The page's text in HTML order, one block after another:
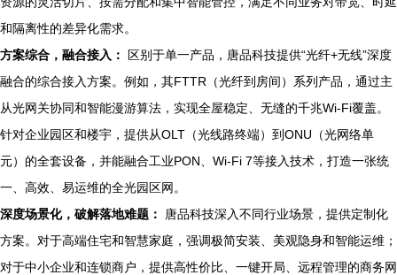
和隔离性的差异化需求。
方案综合，融合接入：
区别于单一产品，唐品科技提供“光纤+无线”深度
融合的综合接入方案。例如，其FTTR（光纤到房间）系列产品，通过主
从光网关协同和智能漫游算法，实现全屋稳定、无缝的千兆Wi-Fi覆盖。
针对企业园区和楼宇，提供从OLT（光线路终端）到ONU（光网络单
元）的全套设备，并能融合工业PON、Wi-Fi 7等接入技术，打造一张统
一、高效、易运维的全光园区网。
深度场景化，破解落地难题：
唐品科技深入不同行业场景，提供定制化
方案。对于高端住宅和智慧家庭，强调极简安装、美观隐身和智能运维；
对于中小企业和连锁商户，提供高性价比、一键开局、远程管理的商务网